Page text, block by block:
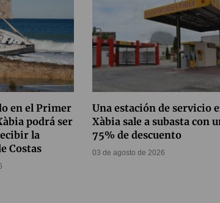
en el Primer
podrá ser
la
Costas
Una estación de servicio
Xàbia sale a subasta con
75% de descuento
03 de agosto de 2026